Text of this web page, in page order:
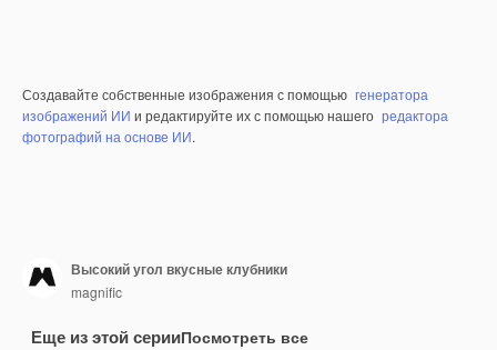
Создавайте собственные изображения с помощью генератора
изображений ИИ и редактируйте их с помощью нашего редактора
фотографий на основе ИИ.
Высокий угол вкусные клубники
magnific
Еще из этой серииПосмотреть все